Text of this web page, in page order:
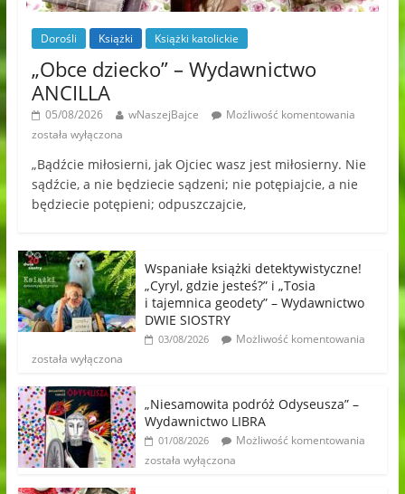
Dorośli Książki Książki katolickie
„Obce dziecko” – Wydawnictwo
ANCILLA
05/08/2026 wNaszejBajce
Możliwość komentowania
została wyłączona
„Bądźcie miłosierni, jak Ojciec wasz jest miłosierny. Nie
sądźcie, a nie będziecie sądzeni; nie potępiajcie, a nie
będziecie potępieni; odpuszczajcie,
Wspaniałe książki detektywistyczne!
„Cyryl, gdzie jesteś?” i „Tosia
i tajemnica geodety” – Wydawnictwo
DWIE SIOSTRY
03/08/2026
Możliwość komentowania
została wyłączona
„Niesamowita podróż Odyseusza” –
Wydawnictwo LIBRA
01/08/2026
Możliwość komentowania
została wyłączona